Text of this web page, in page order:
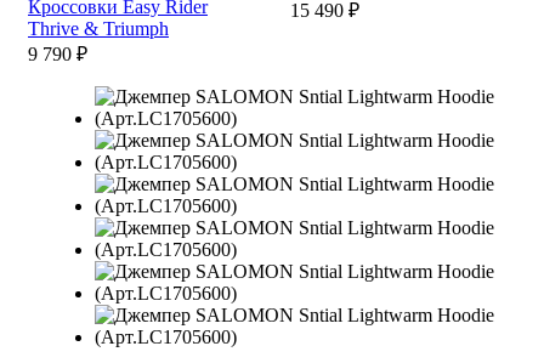
Кроссовки Easy Rider
Thrive & Triumph
9 790 ₽
15 490 ₽